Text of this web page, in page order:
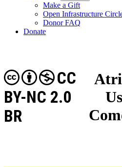
Make a Gift
Open Infrastructure
Donor FAQ
Donate
CC
BY-NC 2.0
BR